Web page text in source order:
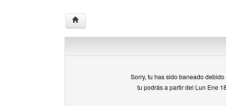
Sorry, tu has sido baneado
tu podrás a partir del Lun Ene